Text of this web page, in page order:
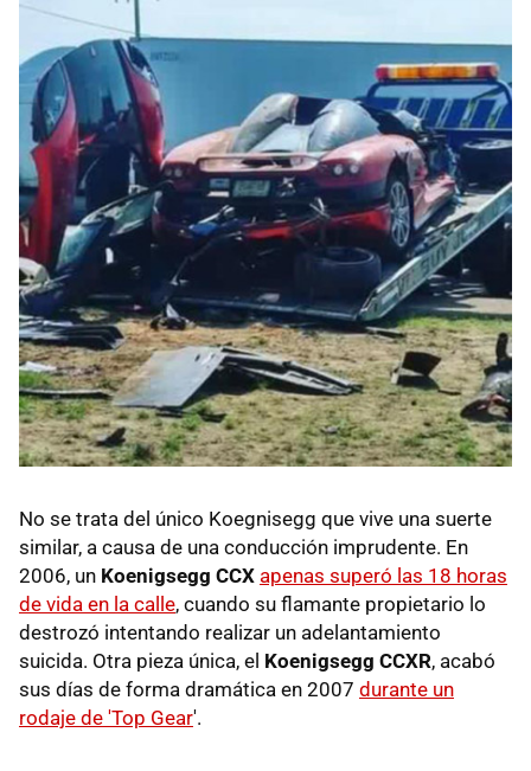
No se trata del único Koegnisegg que vive una suerte
similar, a causa de una conducción imprudente. En
2006, un Koenigsegg CCX apenas superó las 18 horas
de vida en la calle, cuando su flamante propietario lo
destrozó intentando realizar un adelantamiento
suicida. Otra pieza única, el Koenigsegg CCXR, acabó
sus días de forma dramática en 2007 durante un
rodaje de 'Top Gear'.